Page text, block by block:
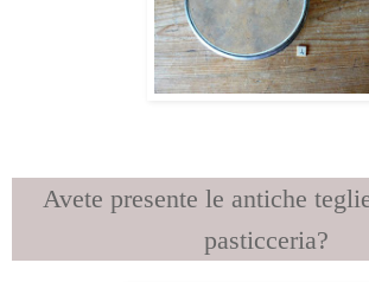
Avete presente le antiche
pasticceria?